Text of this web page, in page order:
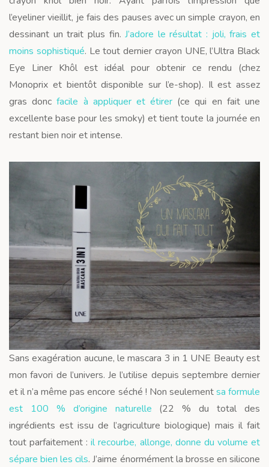
l’eyeliner vieillit, je fais des pauses avec un simple crayon, en
dessinant un trait plus fin.J’adore le résultat : joli, frais et
moins sophistiqué. Le tout dernier crayon UNE, l’Ultra Black
Eye Liner Khôl est idéal pour obtenir ce rendu (chez
Monoprix et bientôt disponible sur l’e-shop). Il est assez
gras doncfacile à appliquer et étirer (ce qui en fait une
excellente base pour les smoky) et tient toute la journée en
restant bien noir et intense.
Sans exagération aucune, le mascara 3 in 1 UNE Beauty est
mon favori de l’univers. Je l’utilise depuis septembre dernier
et il n’a même pas encore séché ! Non seulementsa formule
est 100 % d’origine naturelle (22 % du total des
ingrédients est issu de l’agriculture biologique) mais il fait
tout parfaitement :il recourbe, allonge, donne du volume et
sépare bien les cils. J’aime énormément la brosse en silicone